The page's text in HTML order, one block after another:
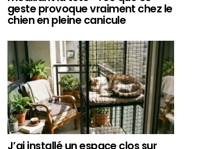
geste provoque vraiment chez le
chien en pleine canicule
J’ai installé un espace clos sur